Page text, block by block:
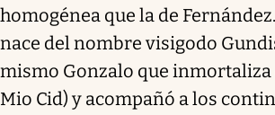
homogénea que la de
nace del nombre visigodo
mismo Gonzalo que inmortaliza
Mio Cid) y acompañó a los